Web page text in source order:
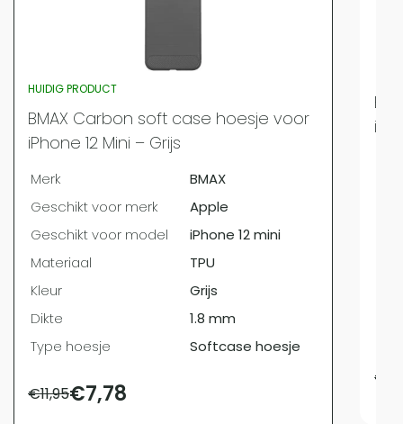
HUIDIG PRODUCT
BMAX Carbon soft case hoesje voor
iPhone 12 Mini – Grijs
Merk
BMAX
Geschikt voor merk
Apple
Geschikt voor model
iPhone 12 mini
Materiaal
TPU
Kleur
Grijs
Dikte
1.8 mm
Type hoesje
Softcase hoesje
€11,95€7,78
€